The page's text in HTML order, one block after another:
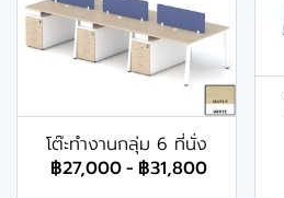
โต๊ะทำงานกลุ่ม 6 ที่นั่ง
฿27,000- ฿31,800